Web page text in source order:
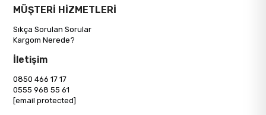
MÜŞTERİ HİZMETLERİ
Sıkça Sorulan Sorular
Kargom Nerede?
İletişim
0850 466 17 17
0555 968 55 61
[email protected]